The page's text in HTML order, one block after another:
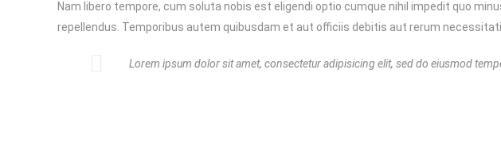
Nam libero tempore, cum soluta nobis est eligendi optio cumque nihil impedit quo
repellendus. Temporibus autem quibusdam et aut officiis debitis aut rerum
Lorem ipsum dolor sit amet, consectetur adipisicing elit, sed do eiusmod